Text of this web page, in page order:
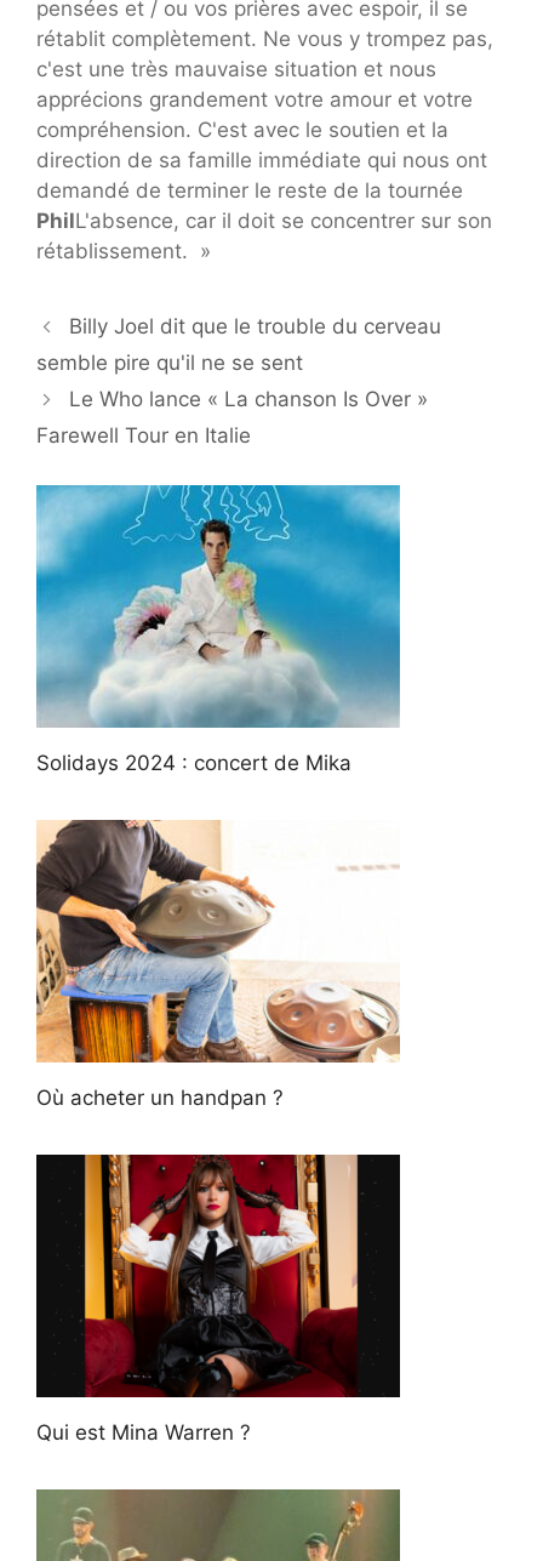
pensées et / ou vos prières avec espoir, il se
rétablit complètement. Ne vous y trompez pas,
c'est une très mauvaise situation et nous
apprécions grandement votre amour et votre
compréhension. C'est avec le soutien et la
direction de sa famille immédiate qui nous ont
demandé de terminer le reste de la tournée
PhilL'absence, car il doit se concentrer sur son
rétablissement. »
Billy Joel dit que le trouble du cerveau
semble pire qu'il ne se sent
Le Who lance « La chanson Is Over »
Farewell Tour en Italie
Solidays 2024 : concert de Mika
Où acheter un handpan ?
Qui est Mina Warren ?